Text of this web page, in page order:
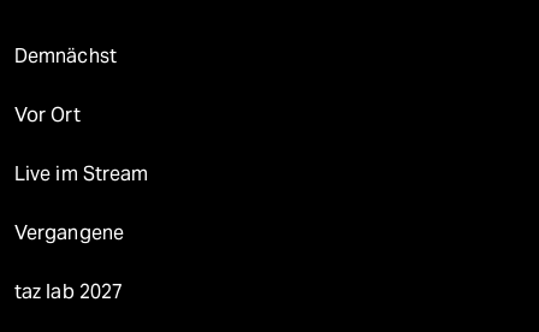
Demnächst
Vor Ort
Live im Stream
Vergangene
taz lab 2027